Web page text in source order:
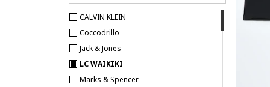
CALVIN KLEIN
Coccodrillo
Jack & Jones
LC WAIKIKI
Marks & Spencer